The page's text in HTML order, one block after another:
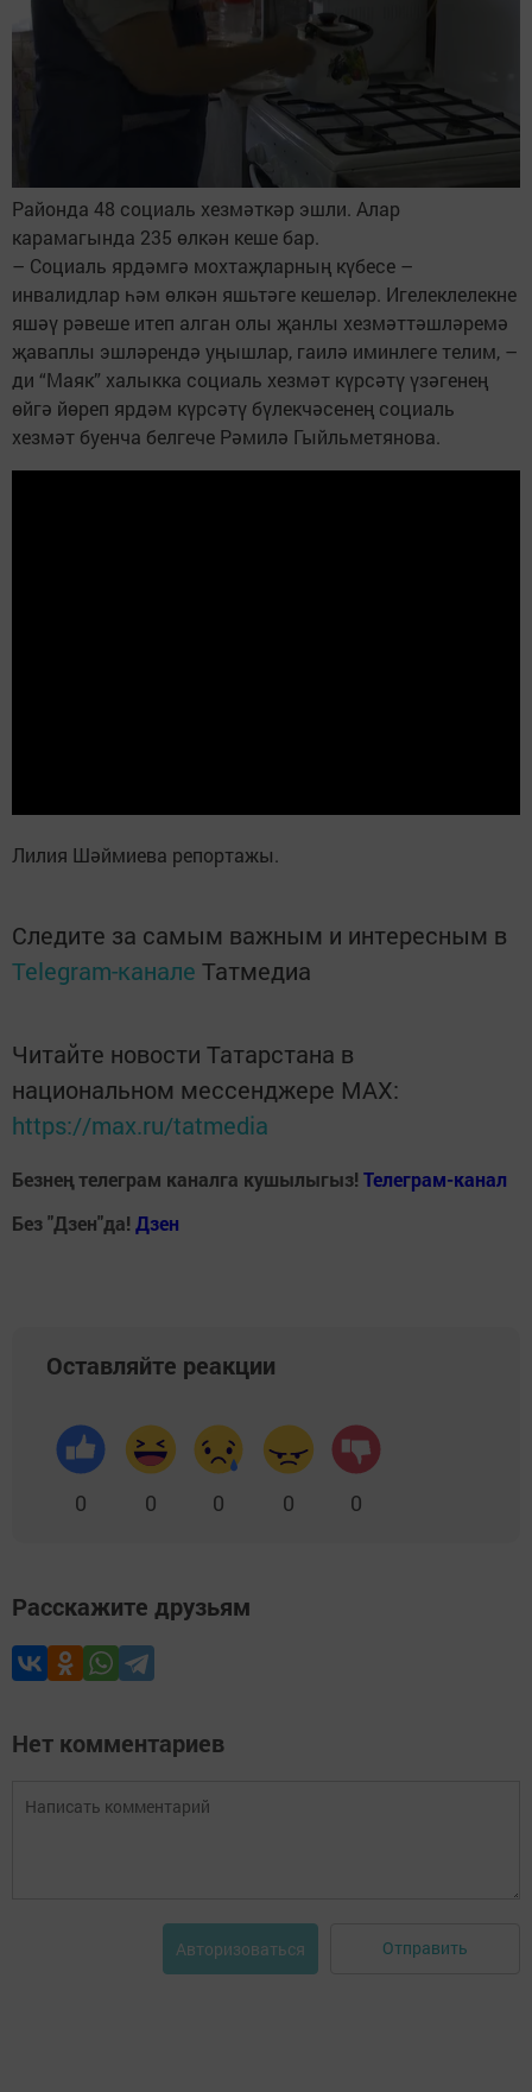
Районда 48 социаль хезмәткәр эшли. Алар
карамагында 235 өлкән кеше бар.
– Социаль ярдәмгә мохтаҗларның күбесе –
инвалидлар һәм өлкән яшьтәге кешеләр. Игелеклелекне
яшәү рәвеше итеп алган олы җанлы хезмәттәшләремә
җаваплы эшләрендә уңышлар, гаилә иминлеге телим, –
ди “Маяк” халыкка социаль хезмәт күрсәтү үзәгенең
өйгә йөреп ярдәм күрсәтү бүлекчәсенең социаль
хезмәт буенча белгече Рәмилә Гыйльметянова.
Лилия Шәймиева репортажы.
Следите за самым важным и интересным в
Telegram-канале Татмедиа
Читайте новости Татарстана в
национальном мессенджере MАХ:
https://max.ru/tatmedia
Безнең телеграм каналга кушылыгыз! Телеграм-канал
Без "Дзен"да! Дзен
Оставляйте реакции
0 0 0 0 0
Расскажите друзьям
Нет комментариев
Авторизоваться Отправить